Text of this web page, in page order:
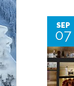
SEP
07